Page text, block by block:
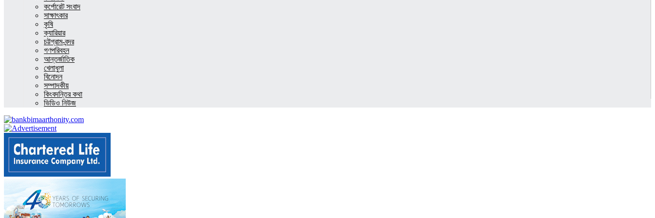
কর্পোরেট সংবাদ
সাক্ষাৎকার
কৃষি
ক্যারিয়ার
চট্টগ্রাম-বন্দর
গণপরিবহন
আন্তর্জাতিক
খেলাধুলা
বিনোদন
সম্পাদকীয়
কিংবদন্তির কথা
ভিডিও নিউজ